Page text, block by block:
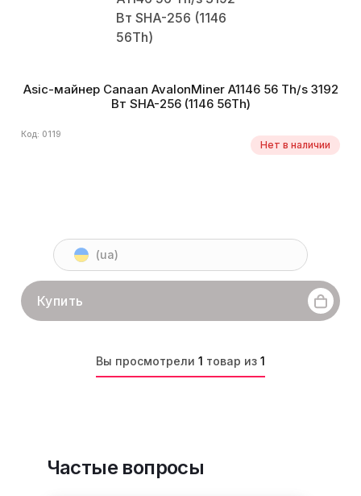
Asic-майнер Canaan AvalonMiner A1146 56 Th/s 3192
Вт SHA-256 (1146 56Th)
Код: 0119
Нет в наличии
(ua)
Купить
Вы просмотрели 1 товар из 1
Частые вопросы